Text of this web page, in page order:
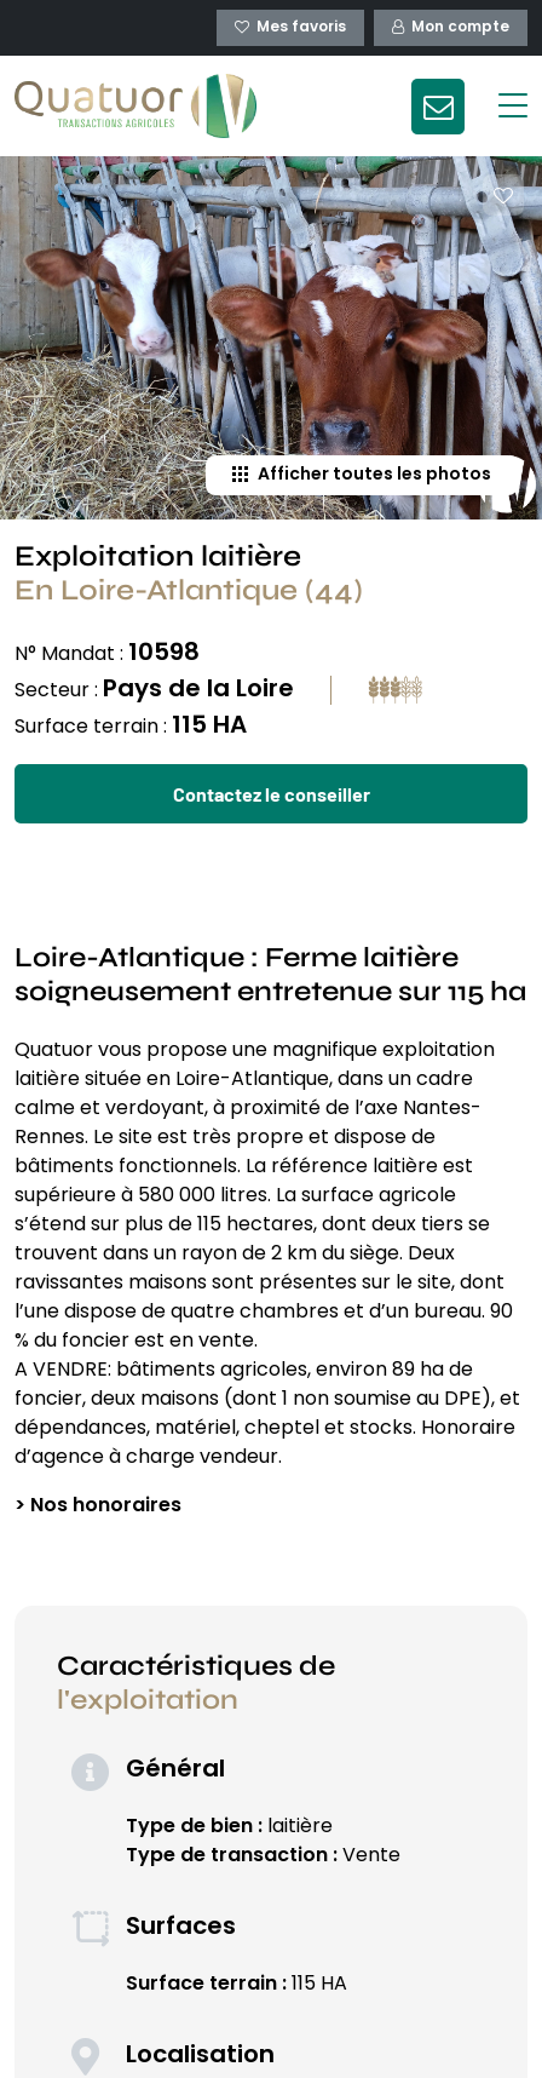
Mes favoris Mon compte
Afficher toutes les photos
Exploitation laitière
En Loire-Atlantique (44)
N° Mandat : 10598
Secteur : Pays de la Loire
Surface terrain : 115 HA
Contactez le conseiller
Loire-Atlantique : Ferme laitière
soigneusement entretenue sur 115 ha
Quatuor vous propose une magnifique exploitation
laitière située en Loire-Atlantique, dans un cadre
calme et verdoyant, à proximité de l’axe Nantes-
Rennes. Le site est très propre et dispose de
bâtiments fonctionnels. La référence laitière est
supérieure à 580 000 litres. La surface agricole
s’étend sur plus de 115 hectares, dont deux tiers se
trouvent dans un rayon de 2 km du siège. Deux
ravissantes maisons sont présentes sur le site, dont
l’une dispose de quatre chambres et d’un bureau. 90
% du foncier est en vente.
A VENDRE: bâtiments agricoles, environ 89 ha de
foncier, deux maisons (dont 1 non soumise au DPE), et
dépendances, matériel, cheptel et stocks. Honoraire
d’agence à charge vendeur.
> Nos honoraires
Caractéristiques de
l'exploitation
Général
Type de bien :laitière
Type de transaction :Vente
Surfaces
Surface terrain :115 HA
Localisation